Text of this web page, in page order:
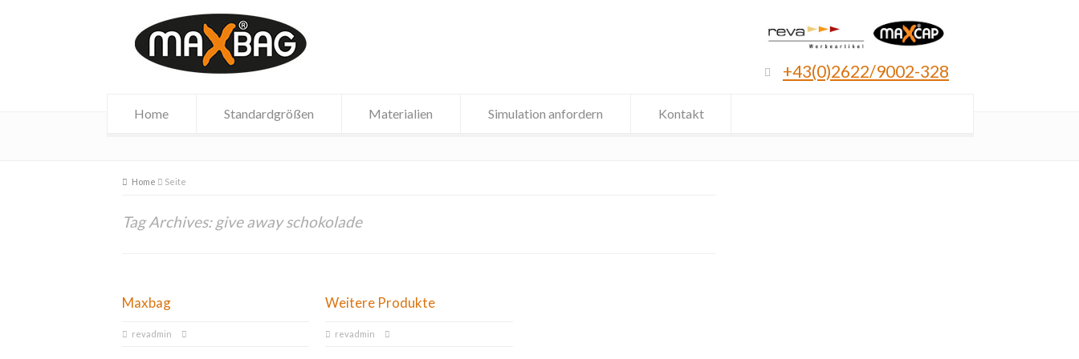
+43(0)2622/9002-328
Home Standardgrößen Materialien Simulation anfordern Kontakt
Home Seite
Tag Archives: give away schokolade
Maxbag
revadmin
Weitere Produkte
revadmin